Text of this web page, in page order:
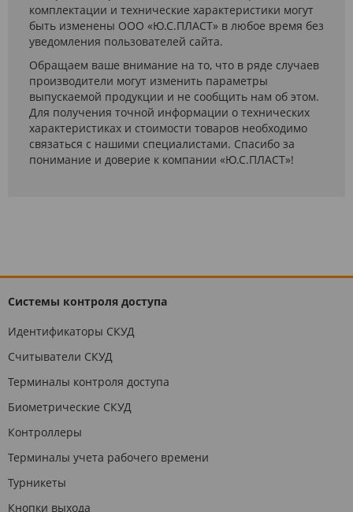
комплектации и технические характеристики могут
быть изменены ООО «Ю.С.ПЛАСТ» в любое время без
уведомления пользователей сайта.
Обращаем ваше внимание на то, что в ряде случаев
производители могут изменить параметры
выпускаемой продукции и не сообщить нам об этом.
Для получения точной информации о технических
характеристиках и стоимости товаров необходимо
связаться с нашими специалистами. Спасибо за
понимание и доверие к компании «Ю.С.ПЛАСТ»!
Системы контроля доступа
Идентификаторы СКУД
Считыватели СКУД
Терминалы контроля доступа
Биометрические СКУД
Контроллеры
Терминалы учета рабочего времени
Турникеты
Кнопки выхода